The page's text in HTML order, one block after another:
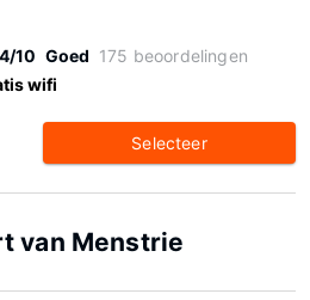
10 Goed 175 beoordelingen
wifi
Selecteer
van Menstrie